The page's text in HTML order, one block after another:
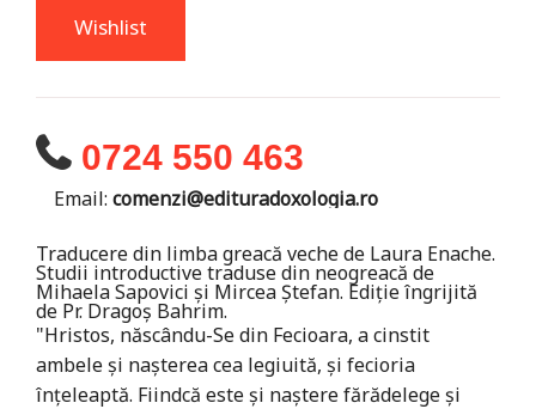
Wishlist
0724 550 463
Email: comenzi@edituradoxologia.ro
Traducere din limba greacă veche de Laura Enache.
Studii introductive traduse din neogreacă de
Mihaela Sapovici și Mircea Ștefan. Ediție îngrijită
de Pr. Dragoș Bahrim.
"Hristos, născându-Se din Fecioara, a cinstit
ambele şi naşterea cea legiuită, şi fecioria
înţeleaptă. Fiindcă este şi naştere fărădelege şi